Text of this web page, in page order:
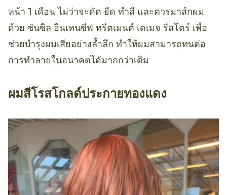
หน้า 1 เดือน ไม่ว่าจะดัด ยืด ทำสี และควรมาส์กผม
ด้วย ซันซิล อินเทนซีฟ ทรีตเมนต์ เดเมจ รีสโตร์ เพื่อ
ช่วยบำรุงผมเสียอย่างล้ำลึก ทำให้ผมสามารถทนต่อ
การทำลายในอนาคตได้มากกว่าเดิม
ผมสีโรสโกลด์ประกายทองแดง